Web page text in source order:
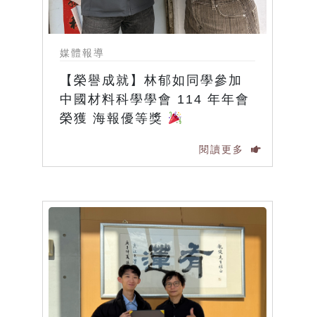
媒體報導
【榮譽成就】林郁如同學參加
中國材料科學學會 114 年年會
榮獲 海報優等獎
閱讀更多